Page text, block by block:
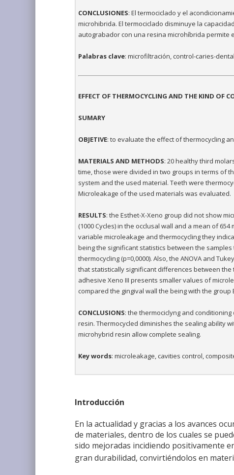
CONCLUSIONES: El termociclado y el
microhibrida. El termociclado disminuye la
autograbador con una resina microhíbrida permite
Palabras clave: microfiltración, control-caries-
EFFECT OF THERMOCYCLING AND THE KIND OF
SUMARY
OBJETIVE: to evaluate the effect of thermocycling
MATERIALS AND METHODS: 20 healthy third
time, those were divided in two groups in terms of
system and the used material. Teeth were
Microleakage of the used materials was evaluated.
RESULTS: the Esthet-X-Xeno group did not show
(1000 Cycles) in the occlusal wall and a mean of
variable microleakage and thermocycling they
being the significant statistics between the
thermocycling (p=0,0000). Also, the ANOVA and
that statistically significant differences between
adhesive Xeno III presents smaller values of
compared the gingival wall the being with the group
CONCLUSIONS: the thermociclyng and
resin. Thermocycled diminishes the sealing ability
microhybrid resin allow complete sealing.
Key words: microleakage, cavities control,
Introducción
En la actualidad y gracias a los avances
de materiales, dentro de los cuales se
sido mejoradas incidiendo positivamente
gran durabilidad, convirtiéndolos en